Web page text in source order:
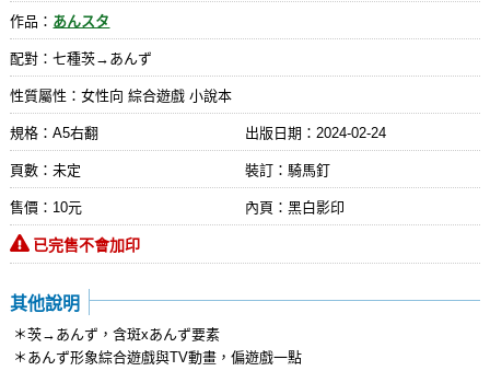
作品： あんスタ
配對：七種茨→あんず
性質屬性：女性向 綜合遊戲 小說本
規格：A5右翻 出版日期： 2024-02-24
頁數：未定 裝訂：騎馬釘
售價：10元 內頁：黑白影印
已完售不會加印
其他說明
＊茨→あんず，含斑xあんず要素
＊あんず形象綜合遊戲與TV動畫，偏遊戲一點